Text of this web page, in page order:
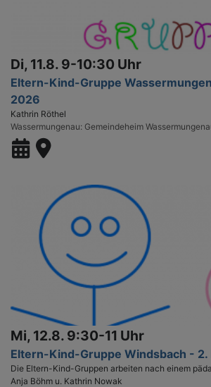
Di, 11.8. 9-10:30 Uhr
Eltern-Kind-Gruppe
2026
Kathrin Röthel
Wassermungenau Gemeindeheim
Mi, 12.8. 9:30-11 Uhr
Eltern-Kind-Gruppe Windsbach - 2.
Die Eltern-Kind-Gruppen arbeiten nach einem
Anja Böhm u. Kathrin Nowak